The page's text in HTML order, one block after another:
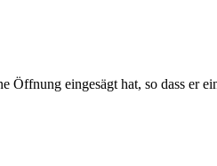
Öffnung eingesägt hat, so dass er